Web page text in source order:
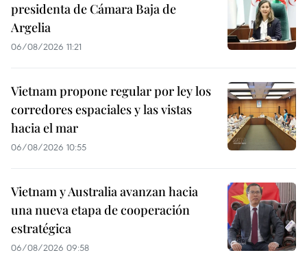
presidenta de Cámara Baja de
Argelia
06/08/2026 11:21
Vietnam propone regular por ley los
corredores espaciales y las vistas
hacia el mar
06/08/2026 10:55
Vietnam y Australia avanzan hacia
una nueva etapa de cooperación
estratégica
06/08/2026 09:58